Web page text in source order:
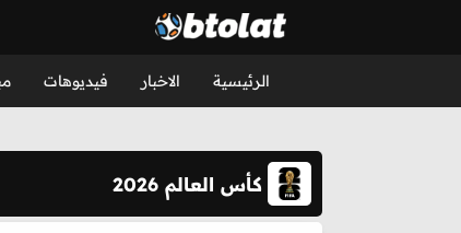
الرئيسية الاخبار فيديوهات
كأس العالم 2026